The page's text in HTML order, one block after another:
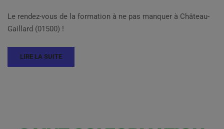
Le rendez-vous de la formation à ne pas manquer à Château-
Gaillard (01500) !
LIRE LA SUITE